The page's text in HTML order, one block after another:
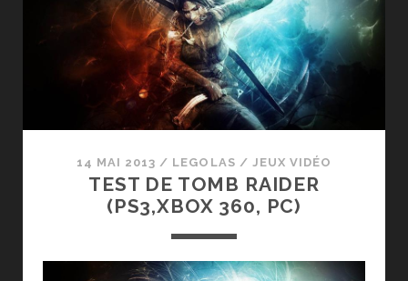
14 MAI 2013 / LEGOLAS / JEUX VIDÉO
TEST DE TOMB RAIDER
(PS3,XBOX 360, PC)